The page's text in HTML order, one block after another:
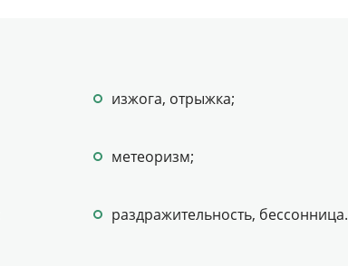
изжога, отрыжка;
метеоризм;
раздражительность, бессонница.